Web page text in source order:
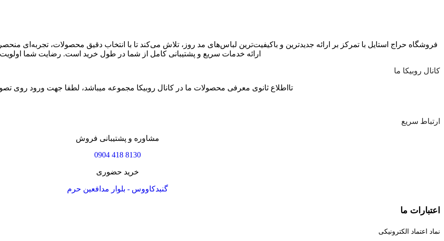
فروشگاه حراج استایل با تمرکز بر ارائه جدیدترین و باکیفیت‌ترین لباس‌های مد روز، تلاش می‌کند تا با انتخاب دقیق محصولات، تجربه‌ای
ارائه خدمات سریع و پشتیبانی کامل از شما در طول خرید است. رضایت شما
کانال روبیکا ما
تااطلاع ثانوی معرفی محصولات ما در کانال روبیکا مجموعه میباشد، لطفا جهت ورود روی
ارتباط سریع
مشاوره و پشتیبانی فروش
8130 418 0904
خرید حضوری
گنبدکاووس - بلوار مدافعین حرم
اعتبارات ما
نماد اعتماد الکترونیکی